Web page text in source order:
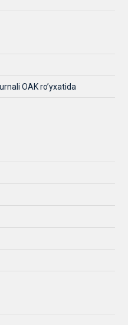
OAK ro’yxatida